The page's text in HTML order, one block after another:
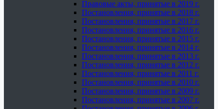
Правовые акты, принятые в 2019 г.
Постановления, принятые в 2018 г.
Постановления, принятые в 2017 г.
Постановления, принятые в 2016 г.
Постановления, принятые в 2015 г.
Постановления, принятые в 2014 г.
Постановления, принятые в 2013 г.
Постановления, принятые в 2012 г.
Постановления, принятые в 2011 г.
Постановления, принятые в 2010 г.
Постановления, принятые в 2009 г.
Постановления, принятые в 2007 г.